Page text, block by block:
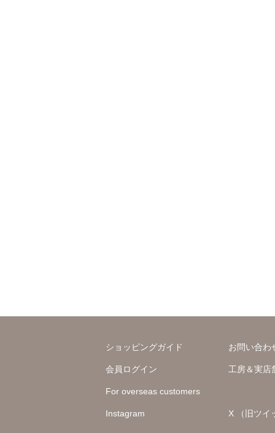
ショッピングガイド お問い合わ
会員ログイン 工房＆実店
For overseas customers
Instagram X （旧ツイ